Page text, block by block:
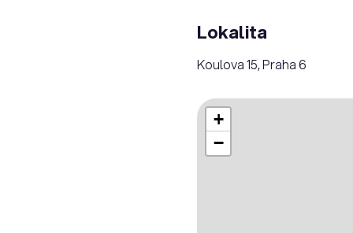
Lokalita
Koulova 15, Praha 6
+
−